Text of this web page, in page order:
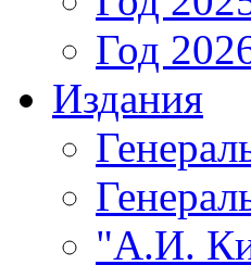
Год
Издания
"А.И.